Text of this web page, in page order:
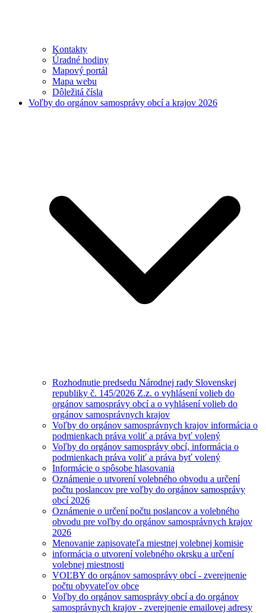
Kontakty
Úradné hodiny
Mapový portál
Mapa webu
Dôležitá čísla
Voľby do orgánov samosprávy obcí a krajov 2026
Rozhodnutie predsedu Národnej rady Slovenskej
republiky č. 145/2026 Z.z. o vyhlásení volieb do
orgánov samosprávy obcí a o vyhlásení volieb do
orgánov samosprávnych krajov
Voľby do orgánov samosprávnych krajov informácia o
podmienkach práva voliť a práva byť volený
Voľby do orgánov samosprávy obcí, informácia o
podmienkach práva voliť a práva byť volený
Informácie o spôsobe hlasovania
Oznámenie o utvorení volebného obvodu a určení
počtu poslancov pre voľby do orgánov samosprávy
obcí 2026
Oznámenie o určení počtu poslancov a volebného
obvodu pre voľby do orgánov samosprávnych krajov
2026
Menovanie zapisovateľa miestnej volebnej komisie
informácia o utvorení volebného okrsku a určení
volebnej miestnosti
VOĽBY do orgánov samosprávy obcí - zverejnenie
počtu obyvateľov obce
Voľby do orgánov samosprávy obcí a do orgánov
samosprávnych krajov - zverejnenie emailovej adresy